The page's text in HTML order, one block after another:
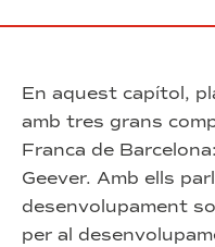
En aquest capítol,
amb tres grans
Franca de
Geever. Amb ells
desenvolupament
per al